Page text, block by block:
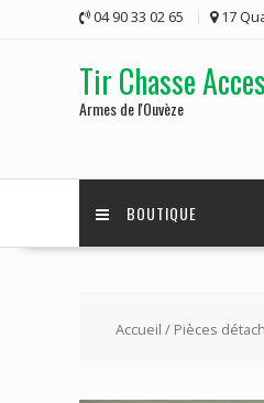
04 90 33 02 65 17
Tir Chasse
Armes de l'Ouvèze
BOUTIQUE
Accueil / Pièces